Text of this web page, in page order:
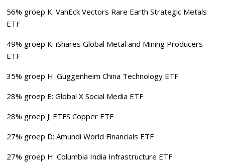
56% groep K: VanEck Vectors Rare Earth Strategic Metals
ETF
49% groep K: iShares Global Metal and Mining Producers
ETF
35% groep H: Guggenheim China Technology ETF
28% groep E: Global X Social Media ETF
28% groep J: ETFS Copper ETF
27% groep D: Amundi World Financials ETF
27% groep H: Columbia India Infrastructure ETF